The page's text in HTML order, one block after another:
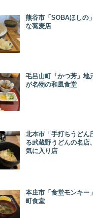
熊谷市「SOBAほしの
な蕎麦店
毛呂山町「かつ芳」地
が名物の和風食堂
北本市「手打ちうどん
る武蔵野うどんの名店
気に入り店
本庄市「食堂モンキー
町食堂